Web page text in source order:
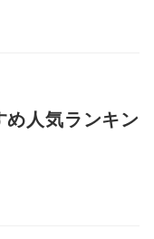
め人気ランキン